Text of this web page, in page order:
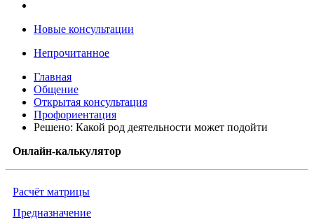
Новые консультации
Непрочитанное
Главная
Общение
Открытая консультация
Профориентация
Решено: Какой род деятельности может подойти
Онлайн-калькулятор
Расчёт матрицы
Предназначение